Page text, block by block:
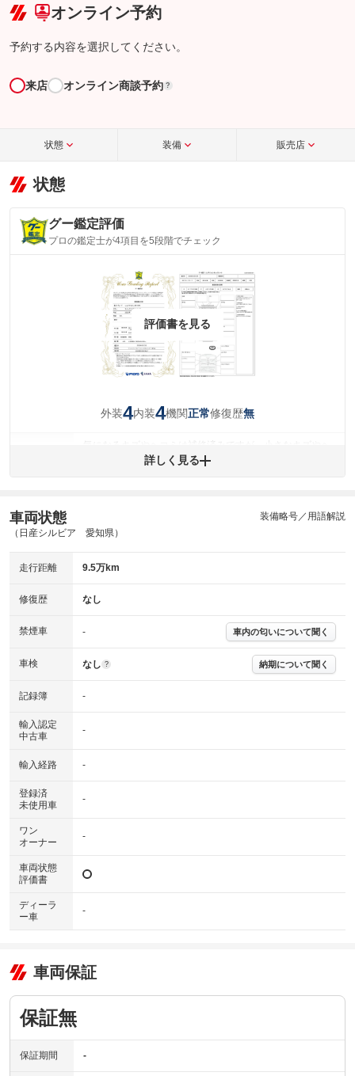
オンライン予約
予約する内容を選択してください。
来店 オンライン商談予約 ?
状態 装備 販売店
状態
グー鑑定評価
プロの鑑定士が4項目を5段階でチェック
評価書を見る
外装4内装4機関正常修復歴無
コミが残っています。
(内装状態)
機関 主要機関に不具合はありません。
修復歴 詳細は鑑定書をご確認ください。
※グー鑑定は保証サービスではございません。購入時は必ず現車をご確認
※実際にお渡しするコンディションチェックシートにつきましては、形式
※グー鑑定の評価はあくまでも記載している鑑定日の鑑定結果となりま
す。車両情報等の詳細は各販売店へお問い合わせ下さい。
詳しく見る
車両状態
（日産シルビア 愛知県）
装備略号／用語解説
走行距離 9.5万km
修復歴 なし
禁煙車 - 車内の匂いについて聞く
車検 なし ? 納期について聞く
記録簿 -
輸入認定
中古車
-
輸入経路 -
登録済
未使用車
-
ワン
オーナー
-
車両状態
評価書
ディーラ
ー車
-
車両保証
保証無
保証期間 -